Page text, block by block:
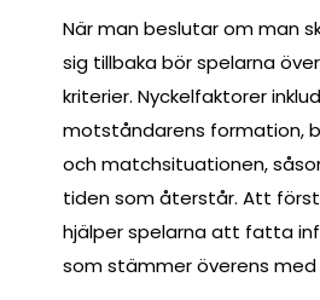
När man beslutar om man
sig tillbaka bör spelarna
kriterier. Nyckelfaktorer
motståndarens formation,
och matchsituationen,
tiden som återstår. Att
hjälper spelarna att fatta
som stämmer överens